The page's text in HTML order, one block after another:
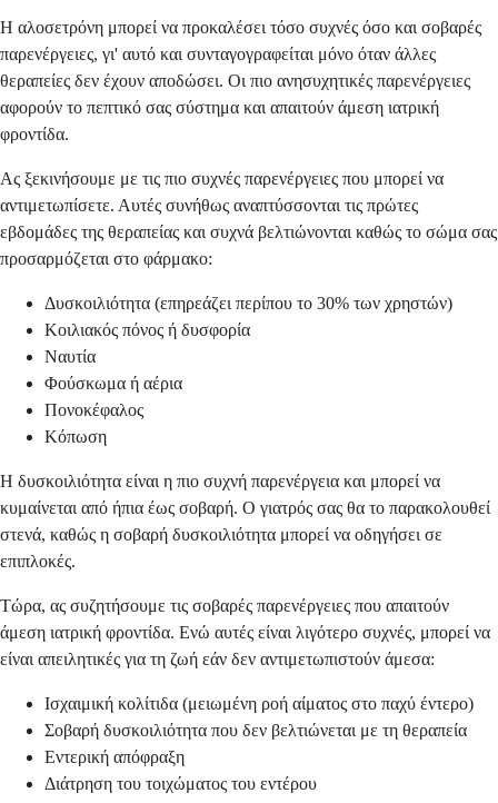
Η αλοσετρόνη μπορεί να προκαλέσει τόσο συχνές όσο και σοβαρές
παρενέργειες, γι' αυτό και συνταγογραφείται μόνο όταν άλλες
θεραπείες δεν έχουν αποδώσει. Οι πιο ανησυχητικές παρενέργειες
αφορούν το πεπτικό σας σύστημα και απαιτούν άμεση ιατρική
φροντίδα.
Ας ξεκινήσουμε με τις πιο συχνές παρενέργειες που μπορεί να
αντιμετωπίσετε. Αυτές συνήθως αναπτύσσονται τις πρώτες
εβδομάδες της θεραπείας και συχνά βελτιώνονται καθώς το σώμα σας
προσαρμόζεται στο φάρμακο:
Δυσκοιλιότητα (επηρεάζει περίπου το 30% των χρηστών)
Κοιλιακός πόνος ή δυσφορία
Ναυτία
Φούσκωμα ή αέρια
Πονοκέφαλος
Κόπωση
Η δυσκοιλιότητα είναι η πιο συχνή παρενέργεια και μπορεί να
κυμαίνεται από ήπια έως σοβαρή. Ο γιατρός σας θα το παρακολουθεί
στενά, καθώς η σοβαρή δυσκοιλιότητα μπορεί να οδηγήσει σε
επιπλοκές.
Τώρα, ας συζητήσουμε τις σοβαρές παρενέργειες που απαιτούν
άμεση ιατρική φροντίδα. Ενώ αυτές είναι λιγότερο συχνές, μπορεί να
είναι απειλητικές για τη ζωή εάν δεν αντιμετωπιστούν άμεσα:
Ισχαιμική κολίτιδα (μειωμένη ροή αίματος στο παχύ έντερο)
Σοβαρή δυσκοιλιότητα που δεν βελτιώνεται με τη θεραπεία
Εντερική απόφραξη
Διάτρηση του τοιχώματος του εντέρου